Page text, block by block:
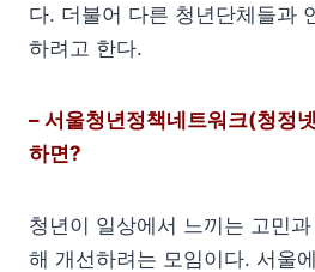
다. 더불어 다른 청년단체들과
하려고 한다.
– 서울청년정책네트워크(청정
하면?
청년이 일상에서 느끼는 고민
해 개선하려는 모임이다. 서울